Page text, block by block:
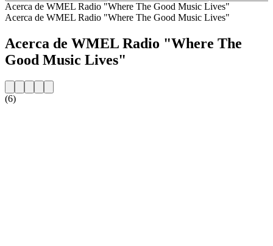
Acerca de WMEL Radio "Where The Good Music Lives"
Acerca de WMEL Radio "Where The Good Music Lives"
Acerca de WMEL Radio "Where The
Good Music Lives"
(6)